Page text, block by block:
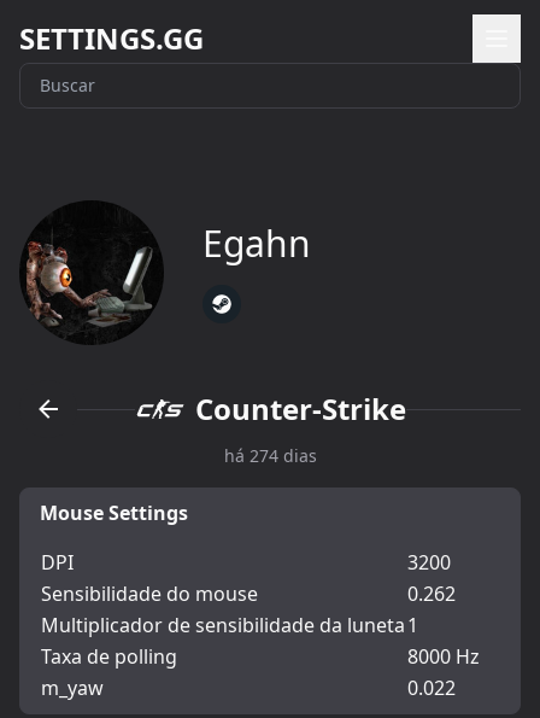
SETTINGS.GG
Egahn
Counter-Strike
há 274 dias
Mouse Settings
DPI
3200
Sensibilidade do mouse
0.262
Multiplicador de sensibilidade da luneta1
Taxa de polling
8000 Hz
m_yaw
0.022